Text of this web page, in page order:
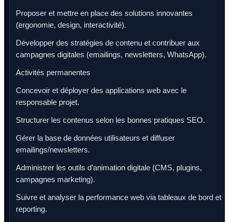
Proposer et mettre en place des solutions innovantes
(ergonomie, design, interactivité).
Développer des stratégies de contenu et contribuer aux
campagnes digitales (emailings, newsletters, WhatsApp).
Activités permanentes
Concevoir et déployer des applications web avec le
responsable projet.
Structurer les contenus selon les bonnes pratiques SEO.
Gérer la base de données utilisateurs et diffuser
emailings/newsletters.
Administrer les outils d’animation digitale (CMS, plugins,
campagnes marketing).
Suivre et analyser la performance web via tableaux de bord et
reporting.